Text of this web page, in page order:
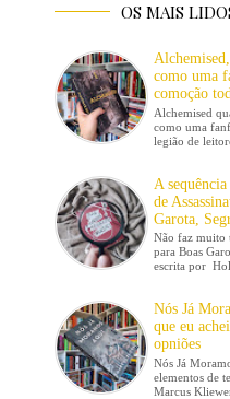
OS MAIS
como uma
comoção
Alchemised
como uma
legião de
A
de
Garota,
Não faz muito
para Boas
escrita por
Nós Já
que eu
opniões
Nós Já
elementos de
Marcus